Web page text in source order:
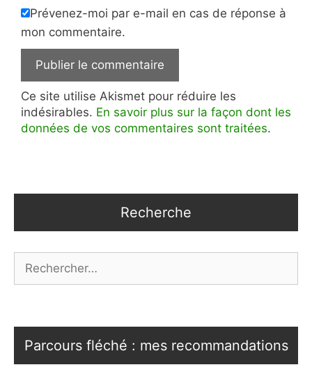
Prévenez-moi par e-mail en cas de réponse à
mon commentaire.
Ce site utilise Akismet pour réduire les
indésirables. En savoir plus sur la façon dont les
données de vos commentaires sont traitées.
Recherche
Parcours fléché : mes recommandations